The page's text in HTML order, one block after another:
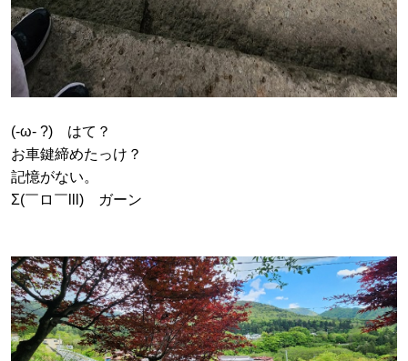
(-ω- ?) はて？
お車鍵締めたっけ？
記憶がない。
Σ(￣ロ￣lll) ガーン